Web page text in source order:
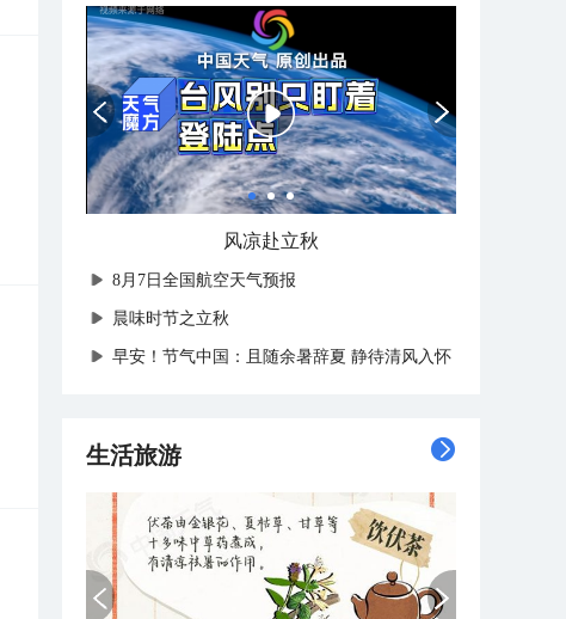
风凉赴立秋
8月7日全国航空天气预报
晨味时节之立秋
早安！节气中国：且随余暑辞夏 静待清风入怀
生活旅游